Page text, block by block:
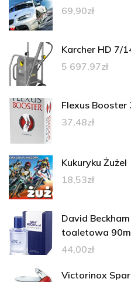
69,90zł
Karcher HD 7/
5 697,97zł
Flexus Booster
37,48zł
Kukuryku Żużel
18,53zł
David
toaletowa
44,00zł
Victorinox